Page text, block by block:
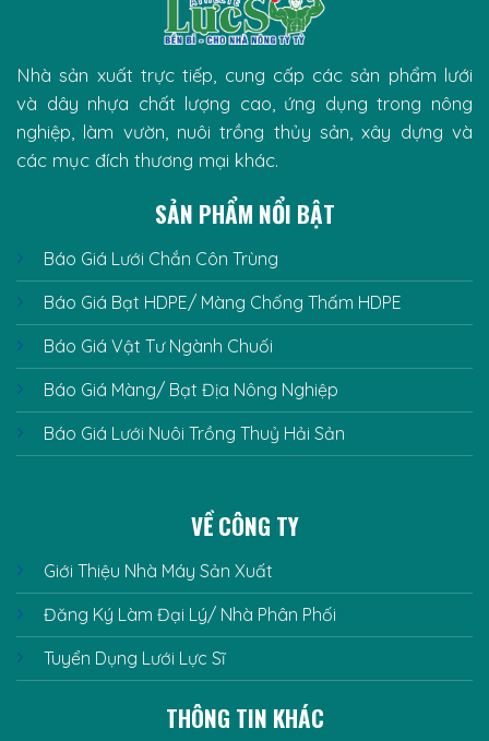
Nhà sản xuất trực tiếp, cung cấp các sản phẩm lưới
và dây nhựa chất lượng cao, ứng dụng trong nông
nghiệp, làm vườn, nuôi trồng thủy sản, xây dựng và
các mục đích thương mại khác.
SẢN PHẨM NỔI BẬT
Báo Giá Lưới Chắn Côn Trùng
Báo Giá Bạt HDPE/ Màng Chống Thấm HDPE
Báo Giá Vật Tư Ngành Chuối
Báo Giá Màng/ Bạt Địa Nông Nghiệp
Báo Giá Lưới Nuôi Trồng Thuỷ Hải Sản
VỀ CÔNG TY
Giới Thiệu Nhà Máy Sản Xuất
Đăng Ký Làm Đại Lý/ Nhà Phân Phối
Tuyển Dụng Lưới Lực Sĩ
THÔNG TIN KHÁC